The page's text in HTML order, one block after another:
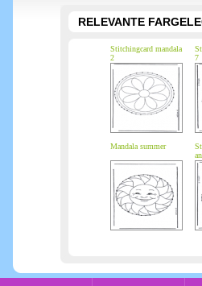
RELEVANTE
Stitchingcard mandala
2
7
Mandala summer